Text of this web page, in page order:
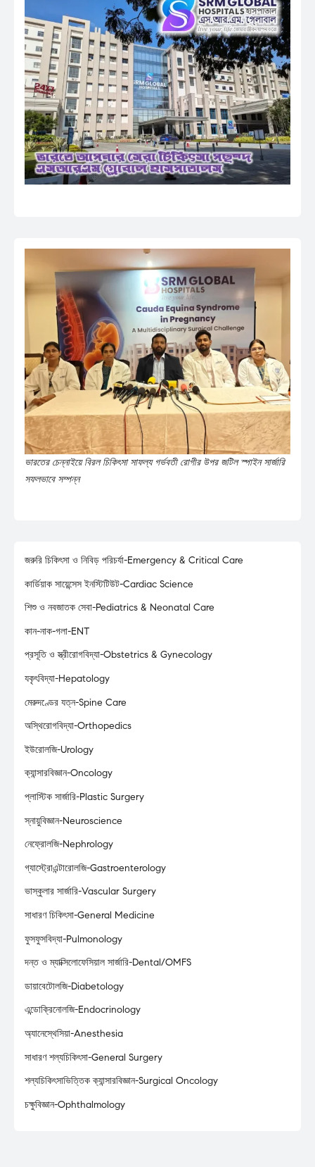
ভারতের চেন্নাইয়ে বিরল চিকিৎসা সাফল্য গর্ভবতী রোগীর উপর জটিল স্পাইন সার্জারি
সফলভাবে সম্পন্ন
জরুরি চিকিৎসা ও নিবিড় পরিচর্যা-Emergency & Critical Care
কার্ডিয়াক সায়েন্সেস ইনস্টিটিউট-Cardiac Science
শিশু ও নবজাতক সেবা-Pediatrics & Neonatal Care
কান-নাক-গলা-ENT
প্রসূতি ও স্ত্রীরোগবিদ্যা-Obstetrics & Gynecology
যকৃৎবিদ্যা-Hepatology
মেরুদণ্ডের যত্ন-Spine Care
অস্থিরোগবিদ্যা-Orthopedics
ইউরোলজি-Urology
ক্যান্সারবিজ্ঞান-Oncology
প্লাস্টিক সার্জারি-Plastic Surgery
স্নায়ুবিজ্ঞান-Neuroscience
নেফ্রোলজি-Nephrology
গ্যাস্ট্রোএন্টারোলজি-Gastroenterology
ভাস্কুলার সার্জারি-Vascular Surgery
সাধারণ চিকিৎসা-General Medicine
ফুসফুসবিদ্যা-Pulmonology
দন্ত ও ম্যাক্সিলোফেসিয়াল সার্জারি-Dental/OMFS
ডায়াবেটোলজি-Diabetology
এন্ডোক্রিনোলজি-Endocrinology
অ্যানেস্থেসিয়া-Anesthesia
সাধারণ শল্যচিকিৎসা-General Surgery
শল্যচিকিৎসাভিত্তিক ক্যান্সারবিজ্ঞান-Surgical Oncology
চক্ষুবিজ্ঞান-Ophthalmology